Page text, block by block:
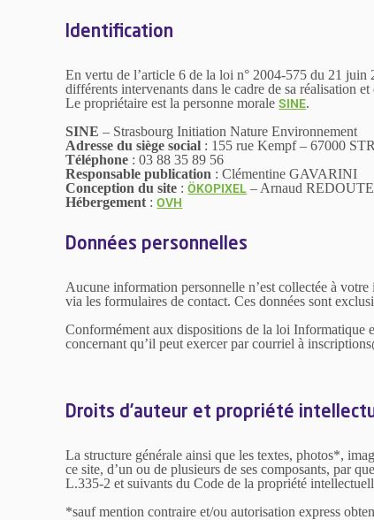
Identification
En vertu de l’article 6 de la loi n° 2004-575 du 21
différents intervenants dans le cadre de sa réalisation
Le propriétaire est la personne moraleSINE.
SINE – Strasbourg Initiation Nature Environnement
Adresse du siège social : 155 rue Kempf – 67000
Téléphone : 03 88 35 89 56
Responsable publication : Clémentine GAVARINI
Conception du site :ÖKOPIXEL – Arnaud
Hébergement :OVH
Données personnelles
Aucune information personnelle n’est collectée à
via les formulaires de contact. Ces données sont
Conformément aux dispositions de la loi Informatique
concernant qu’il peut exercer par courriel à
Droits d’auteur et propriété
La structure générale ainsi que les textes, photos*,
ce site, d’un ou de plusieurs de ses composants, par
L.335-2 et suivants du Code de la propriété
*sauf mention contraire et/ou autorisation express